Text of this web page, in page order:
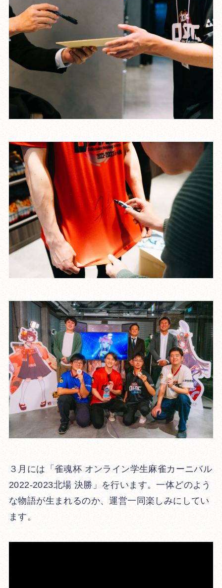
３月には「雀魂杯 オンライン学生麻雀カーニバル
2022-2023北場 決勝」を行います。一体どのよう
な物語が生まれるのか、運営一同楽しみにしてい
ます。